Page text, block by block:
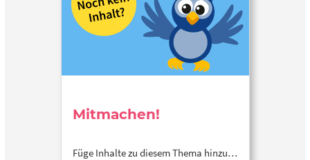
Mitmachen!
Füge Inhalte zu diesem Thema hinzu…